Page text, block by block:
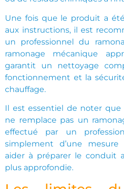
Une fois que le produit a
aux instructions, il est
un professionnel du
ramonage mécanique
garantit un nettoyage
fonctionnement et la
chauffage.
Il est essentiel de noter que
ne remplace pas un
effectué par un
simplement d’une
aider à préparer le conduit
plus approfondie.